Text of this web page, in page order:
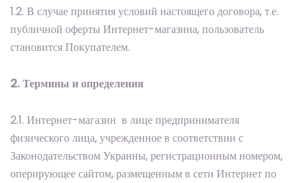
1.2. В случае принятия условий настоящего договора, т.е.
публичной оферты Интернет-магазина, пользователь
становится Покупателем.
2. Термины и определения
2.1. Интернет-магазин в лице предпринимателя
физического лица, учрежденное в соответствии с
Законодательством Украины, регистрационным номером,
оперирующее сайтом, размещенным в сети Интернет по